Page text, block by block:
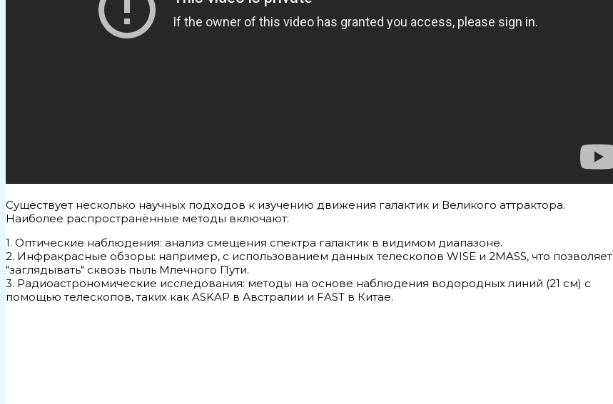
Существует несколько научных подходов к изучению движения галактик и Великого аттрактора.
Наиболее распространённые методы включают:
1. Оптические наблюдения: анализ смещения спектра галактик в видимом диапазоне.
2. Инфракрасные обзоры: например, с использованием данных телескопов WISE и 2MASS, что позволяет
"заглядывать" сквозь пыль Млечного Пути.
3. Радиоастрономические исследования: методы на основе наблюдения водородных линий (21 см) с
помощью телескопов, таких как ASKAP в Австралии и FAST в Китае.